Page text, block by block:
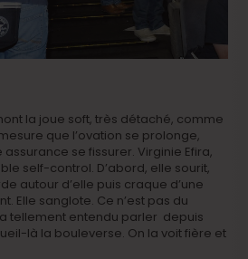
la joue soft, très détaché, comme
que l’ovation se prolonge,
se fissurer. Virginie Efira,
self-control. D’abord, elle sourit,
autour d’elle puis craque d’une
Elle sanglote. Ce n’est pas du
tellement entendu parler depuis
là la bouleverse. On la voit fière et